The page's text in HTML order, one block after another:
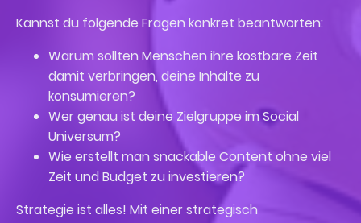
Kannst du folgende Fragen konkret beantworten:
Warum sollten Menschen ihre kostbare Zeit
damit verbringen, deine Inhalte zu
konsumieren?
Wer genau ist deine Zielgruppe im Social
Universum?
Wie erstellt man snackable Content ohne viel
Zeit und Budget zu investieren?
Strategie ist alles! Mit einer strategisch